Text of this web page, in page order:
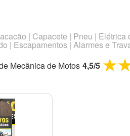
| Capacete | Pneu |
| Escapamentos | Alarmes e
Mecânica de Motos 4,5/5